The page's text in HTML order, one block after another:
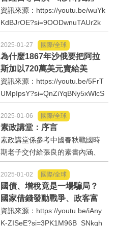
2年4月率團訪...
恐攻不只3次？！
資訊來源：https://youtu.be/wuYk
KdBJrOE?si=9OODwnuTAUr2k
Rmzhttp://youtu.be/Pgrn6iweR6
A?si=_8H4rX0tsJAPxjNy中時新
聞網https://www.chinatimes.co
m/realtimenews/202501310018
63-260407
2025-01-27 國際/全球
為什麼1867年沙俄要把阿拉
斯加以720萬美元賣給美
國？
資訊來源：https://youtu.be/5FrT
UMpIpsY?si=QnZiYqBNy5xWlcS
r
2025-01-06 國際/全球
素政講堂：序言
素政講堂係參考中國春秋戰國時
期老子交付給張良的素書內涵、
並融和中華文化諸子百家精髓及
中外諸多主義與論述、為因應末
法時期社會動盪變局及未來發展
趨勢、集合各領域的專家學者共
同來探討與撰寫心得、提供國
2025-01-02 國際/全球
國債、增稅竟是一場騙局？
國家借錢發動戰爭、政客富
人共利伎倆！
資訊來源：https://youtu.be/iAny
K-ZISeE?si=3PK1M96B_SNkqh